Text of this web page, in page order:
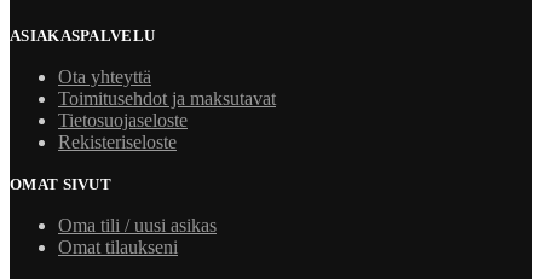
ASIAKASPALVELU
Ota yhteyttä
Toimitusehdot ja maksutavat
Tietosuojaseloste
Rekisteriseloste
OMAT SIVUT
Oma tili / uusi asikas
Omat tilaukseni